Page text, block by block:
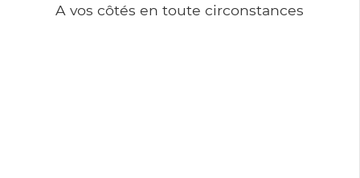
A vos côtés en toute circonstances